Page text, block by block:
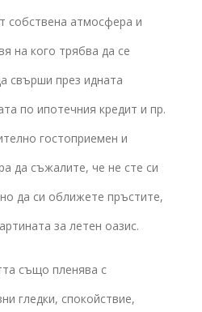
собствена атмосфера и
на кого трябва да се
свърши през идната
по ипотечния кредит и пр.
гостоприемен и
да съжалите, че не сте си
да си оближете пръстите,
за летен оазис.
също пленява с
гледки, спокойствие,